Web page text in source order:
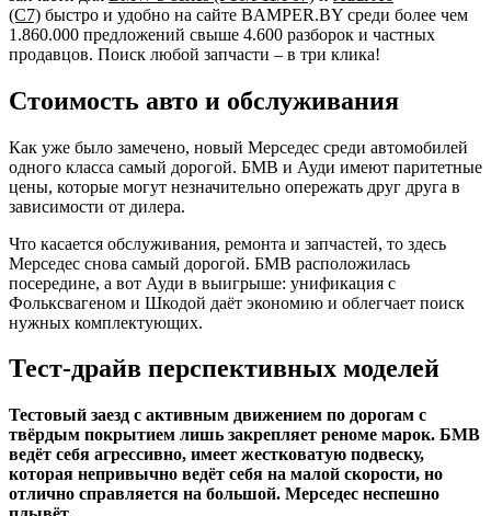
(C7) быстро и удобно на сайте BAMPER.BY среди более чем
1.860.000 предложений свыше 4.600 разборок и частных
продавцов. Поиск любой запчасти – в три клика!
Стоимость авто и обслуживания
Как уже было замечено, новый Мерседес среди автомобилей
одного класса самый дорогой. БМВ и Ауди имеют паритетные
цены, которые могут незначительно опережать друг друга в
зависимости от дилера.
Что касается обслуживания, ремонта и запчастей, то здесь
Мерседес снова самый дорогой. БМВ расположилась
посередине, а вот Ауди в выигрыше: унификация с
Фольксвагеном и Шкодой даёт экономию и облегчает поиск
нужных комплектующих.
Тест-драйв перспективных моделей
Тестовый заезд с активным движением по дорогам с
твёрдым покрытием лишь закрепляет реноме марок. БМВ
ведёт себя агрессивно, имеет жестковатую подвеску,
которая непривычно ведёт себя на малой скорости, но
отлично справляется на большой. Мерседес неспешно